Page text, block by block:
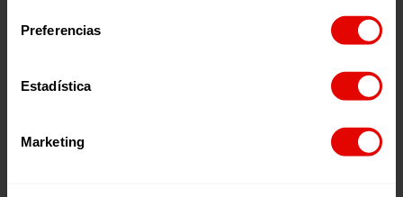
Preferencias
Estadística
Marketing